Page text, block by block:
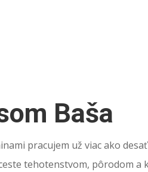
Baša
pracujem už viac ako
tehotenstvom, pôrodom a